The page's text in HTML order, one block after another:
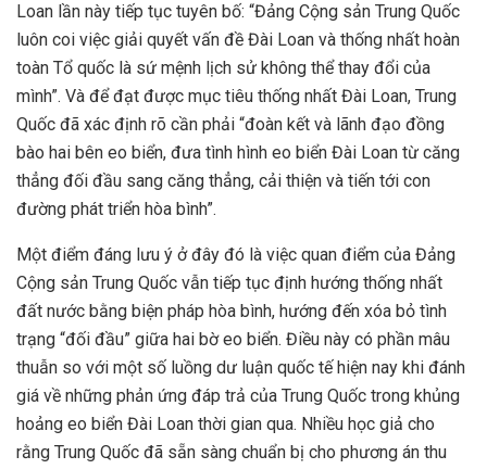
Loan lần này tiếp tục tuyên bố: “Đảng Cộng sản Trung Quốc
luôn coi việc giải quyết vấn đề Đài Loan và thống nhất hoàn
toàn Tổ quốc là sứ mệnh lịch sử không thể thay đổi của
mình”. Và để đạt được mục tiêu thống nhất Đài Loan, Trung
Quốc đã xác định rõ cần phải “đoàn kết và lãnh đạo đồng
bào hai bên eo biển, đưa tình hình eo biển Đài Loan từ căng
thẳng đối đầu sang căng thẳng, cải thiện và tiến tới con
đường phát triển hòa bình”.
Một điểm đáng lưu ý ở đây đó là việc quan điểm của Đảng
Cộng sản Trung Quốc vẫn tiếp tục định hướng thống nhất
đất nước bằng biện pháp hòa bình, hướng đến xóa bỏ tình
trạng “đối đầu” giữa hai bờ eo biển. Điều này có phần mâu
thuẫn so với một số luồng dư luận quốc tế hiện nay khi đánh
giá về những phản ứng đáp trả của Trung Quốc trong khủng
hoảng eo biển Đài Loan thời gian qua. Nhiều học giả cho
rằng Trung Quốc đã sẵn sàng chuẩn bị cho phương án thu